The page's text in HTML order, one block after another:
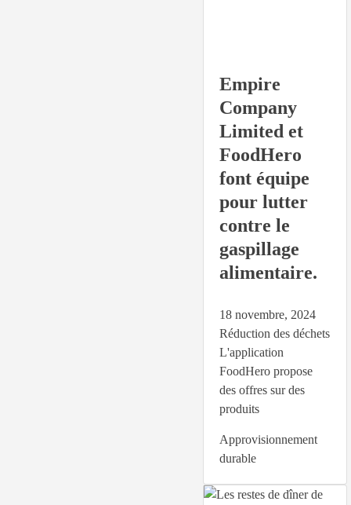
Empire
Company
Limited et
FoodHero
font équipe
pour lutter
contre le
gaspillage
alimentaire.
18 novembre, 2024
Réduction des déchets
L'application
FoodHero propose
des offres sur des
produits
Approvisionnement
durable